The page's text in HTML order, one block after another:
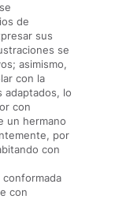
de
sus
se
asimismo,
con la
adaptados, lo
con
un hermano
por
con
conformada
con